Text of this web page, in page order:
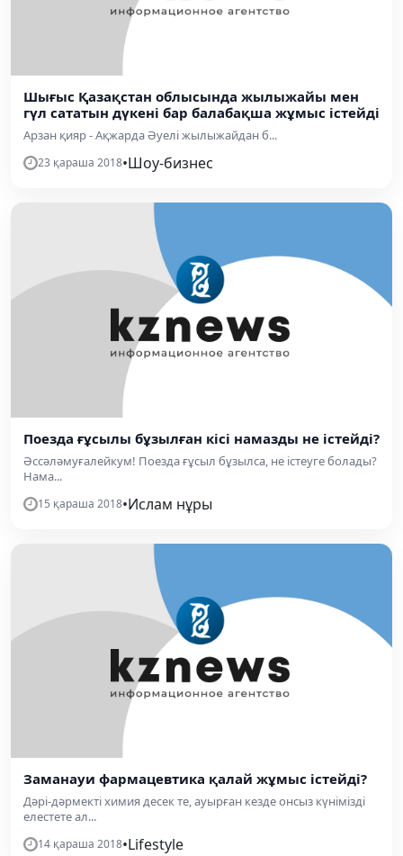
Шығыс Қазақстан облысында жылыжайы мен
гүл сататын дүкені бар балабақша жұмыс істейді
Арзан қияр - Ақжарда Әуелі жылыжайдан б...
23 қараша 2018•Шоу-бизнес
Поезда ғұсылы бұзылған кісі намазды не істейді?
Әссәләмуғалейкум! Поезда ғұсыл бұзылса, не істеуге болады?
Нама...
15 қараша 2018•Ислам нұры
Заманауи фармацевтика қалай жұмыс істейді?
Дәрі-дәрмекті химия десек те, ауырған кезде онсыз күнімізді
елестете ал...
14 қараша 2018•Lifestyle